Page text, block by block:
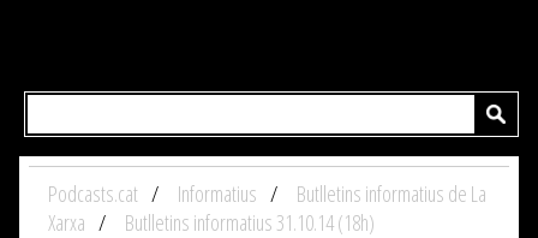
Podcasts.cat Informatius
Butlletins informatius de La
Xarxa
Butlletins informatius 31.10.14 (18h)